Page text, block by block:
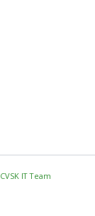
CVSK IT Team